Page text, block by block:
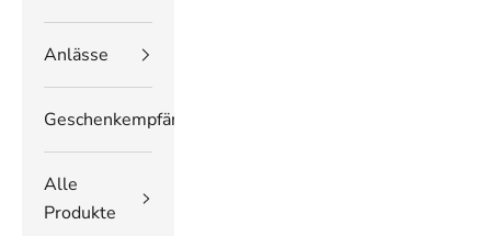
Anlässe
Geschenkempfänger
Alle
Produkte